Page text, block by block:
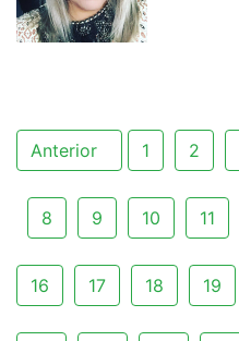
Anterior 1 2
8 9 10 11
16 17 18 19